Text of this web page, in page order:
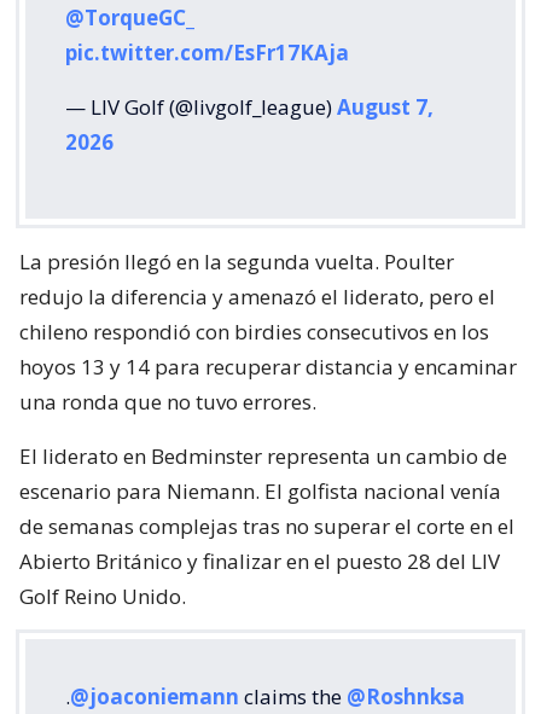
@TorqueGC_
pic.twitter.com/EsFr17KAja
— LIV Golf (@livgolf_league)August 7,
2026
La presión llegó en la segunda vuelta. Poulter
redujo la diferencia y amenazó el liderato, pero el
chileno respondió con birdies consecutivos en los
hoyos 13 y 14 para recuperar distancia y encaminar
una ronda que no tuvo errores.
El liderato en Bedminster representa un cambio de
escenario para Niemann. El golfista nacional venía
de semanas complejas tras no superar el corte en el
Abierto Británico y finalizar en el puesto 28 del LIV
Golf Reino Unido.
.@joaconiemann claims the @Roshnksa